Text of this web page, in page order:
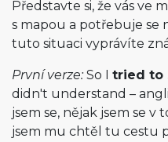
Představte si, že vás ve
s mapou a potřebuje se
tuto situaci vyprávíte
První verze: So I tried to
didn't understand –
jsem se, nějak jsem se v
jsem mu chtěl tu cestu